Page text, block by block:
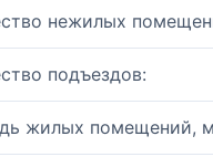
нежилых
подъездов:
жилых помещений,